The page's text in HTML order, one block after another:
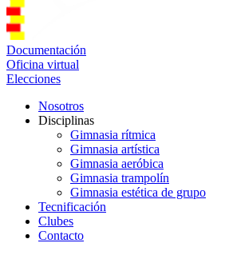
Documentación
Oficina virtual
Elecciones
Nosotros
Disciplinas
Gimnasia rítmica
Gimnasia artística
Gimnasia aeróbica
Gimnasia trampolín
Gimnasia estética de grupo
Tecnificación
Clubes
Contacto